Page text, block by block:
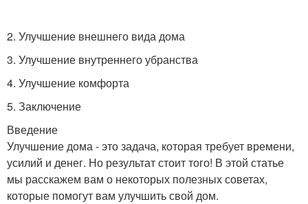
2. Улучшение внешнего вида дома
3. Улучшение внутреннего убранства
4. Улучшение комфорта
5. Заключение
Введение
Улучшение дома - это задача, которая требует времени,
усилий и денег. Но результат стоит того! В этой статье
мы расскажем вам о некоторых полезных советах,
которые помогут вам улучшить свой дом.